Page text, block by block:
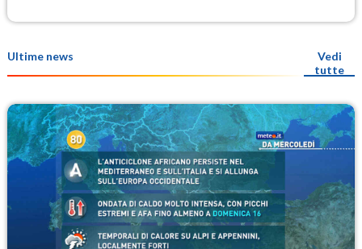
Ultime news
Vedi
tutte